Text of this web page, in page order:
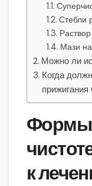
Стебли
Мази
Можно ли
Когда
Формы
к